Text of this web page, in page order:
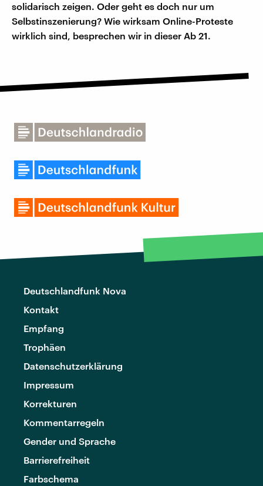
solidarisch zeigen. Oder geht es doch nur um
Selbstinszenierung? Wie wirksam Online-Proteste
wirklich sind, besprechen wir in dieser Ab 21.
Deutschlandfunk Nova
Kontakt
Empfang
Trophäen
Datenschutzerklärung
Impressum
Korrekturen
Kommentarregeln
Gender und Sprache
Barrierefreiheit
Farbschema